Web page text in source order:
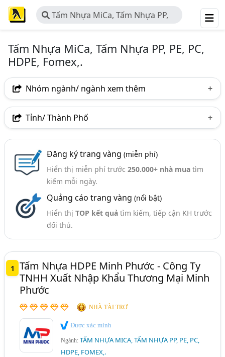
Tấm Nhựa MiCa, Tấm Nhựa PP,
PE, PC, HDPE, Fomex,.
Tấm Nhựa MiCa, Tấm Nhựa PP, PE, PC,
HDPE, Fomex,.
Nhóm ngành/ ngành xem thêm
Ngành nghề
Nhóm ngành nghề
Tấm Nhựa PVC (174)
Ống Nhựa PP (31)
Ngành xem thêm
Quảng Cáo - Máy Móc, Thiết Bị, Vật Tư Quảng Cáo (270)
(117)
Tấm Lợp Composite (Tôn Composite, Tấm Lợp Lấy Sáng
Composite) (37)
Tỉnh/ Thành Phố
Bình Dương
Lâm Đồng
Tp. Đà Nẵng
TP. Hải Phòng
Bắc Ninh
Hưng Yên
Nam Định
TP. Cần Thơ
Vĩnh Phúc
Hải Dương
Hậu Giang
Sóc Trăng
Vĩnh Long
Đăng ký trang vàng (miễn phí)
Hiển thị miễn phí trước 250.000+ nhà muatìm
kiếm mỗi ngày.
Quảng cáo trang vàng (nổi bật)
Hiển thị TOP kết quảtìm kiếm, tiếp cận KH trước
đối thủ.
1
Tấm Nhựa HDPE Minh Phước - Công Ty
TNHH Xuất Nhập Khẩu Thương Mại Minh
Phước
NHÀ TÀI TRỢ
Được xác minh
Ngành:TẤM NHỰA MICA, TẤM NHỰA PP, PE, PC,
HDPE, FOMEX,.